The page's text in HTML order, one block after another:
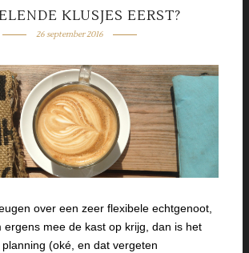
KLUSJES EERST?
26 september 2016
over een zeer flexibele echtgenoot,
ergens mee de kast op krijg, dan is het
(oké, en dat vergeten